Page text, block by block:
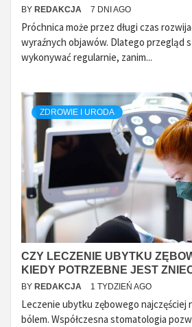
BY REDAKCJA 7 DNI AGO
Próchnica może przez długi czas
wyraźnych objawów. Dlatego przegląd
wykonywać regularnie, zanim...
ZDROWIE I URODA
CZY LECZENIE UBYTKU
KIEDY POTRZEBNE JEST
BY REDAKCJA 1 TYDZIEŃ AGO
Leczenie ubytku zębowego najczęściej
bólem. Współczesna stomatologia